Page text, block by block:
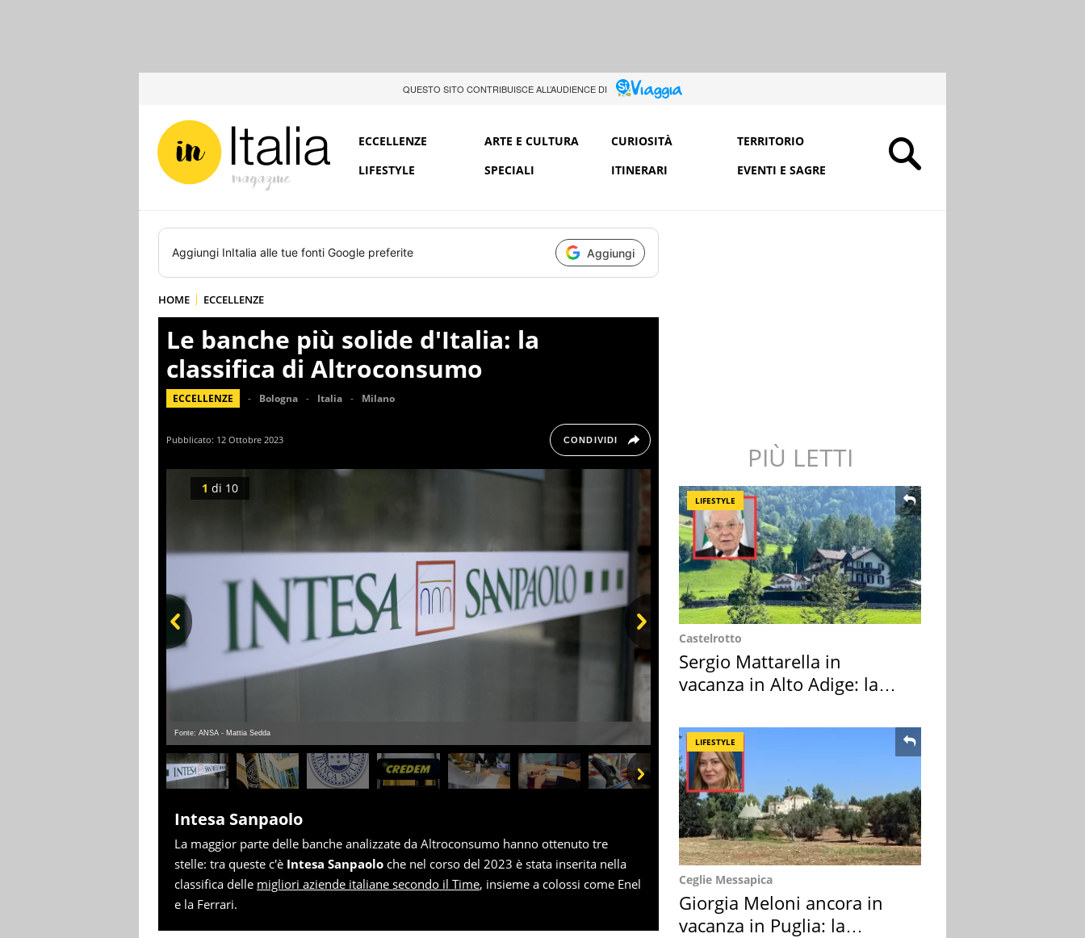
QUESTO SITO CONTRIBUISCE ALL’AUDIENCE DI
ECCELLENZE ARTE E CULTURA CURIOSITÀ
TERRITORIO
LIFESTYLE
SPECIALI ITINERARI EVENTI E SAGRE
Aggiungi InItalia alle tue fonti Google preferite Aggiungi
HOME ECCELLENZE
Le banche più solide d'Italia: la
classifica di Altroconsumo
ECCELLENZE Bologna Italia Milano
Pubblicato: 12 Ottobre 2023 CONDIVIDI
Fonte: ANSA - Mattia Sedda
Prev Next
1 di 10
Intesa Sanpaolo
La maggior parte delle banche analizzate da Altroconsumo hanno ottenuto tre
stelle: tra queste c'è Intesa Sanpaolo che nel corso del 2023 è stata inserita nella
classifica delle migliori aziende italiane secondo il Time, insieme a colossi come Enel
e la Ferrari.
PIÙ LETTI
LIFESTYLE
Castelrotto
Sergio Mattarella in
vacanza in Alto Adige: la
LIFESTYLE
Ceglie Messapica
Giorgia Meloni ancora in
vacanza in Puglia: la